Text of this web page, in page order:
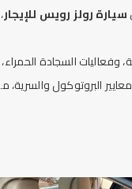
سيارةرولز رويس للإيجار
وفعاليات السجادة
معايير البروتوكول